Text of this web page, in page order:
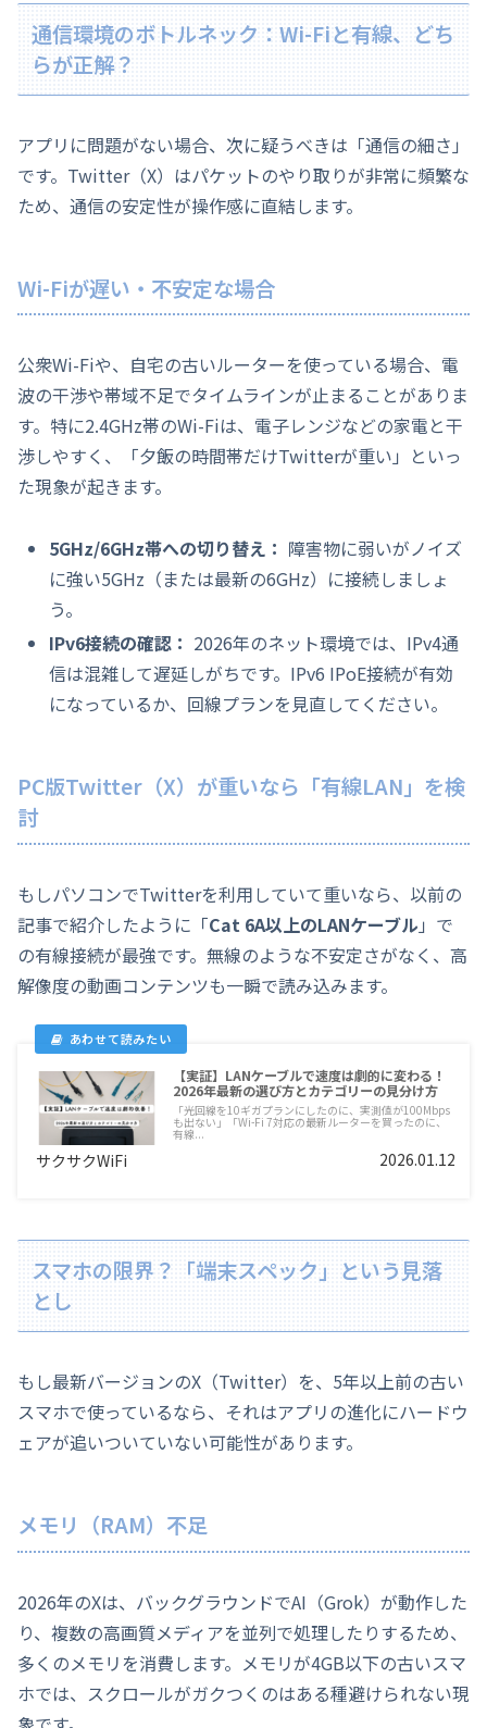
通信環境のボトルネック：Wi-Fiと有線、どち
らが正解？
アプリに問題がない場合、次に疑うべきは「通信の細さ」
です。Twitter（X）はパケットのやり取りが非常に頻繁な
ため、通信の安定性が操作感に直結します。
Wi-Fiが遅い・不安定な場合
公衆Wi-Fiや、自宅の古いルーターを使っている場合、電
波の干渉や帯域不足でタイムラインが止まることがありま
す。特に2.4GHz帯のWi-Fiは、電子レンジなどの家電と干
渉しやすく、「夕飯の時間帯だけTwitterが重い」といっ
た現象が起きます。
5GHz/6GHz帯への切り替え： 障害物に弱いがノイズ
に強い5GHz（または最新の6GHz）に接続しましょ
う。
IPv6接続の確認： 2026年のネット環境では、IPv4通
信は混雑して遅延しがちです。IPv6 IPoE接続が有効
になっているか、回線プランを見直してください。
PC版Twitter（X）が重いなら「有線LAN」を検
討
もしパソコンでTwitterを利用していて重いなら、以前の
記事で紹介したように「Cat 6A以上のLANケーブル 」で
の有線接続が最強です。無線のような不安定さがなく、高
解像度の動画コンテンツも一瞬で読み込みます。
【実証】LANケーブルで速度は劇的に変わる！
2026年最新の選び方とカテゴリーの見分け方
「光回線を10ギガプランにしたのに、実測値が100Mbps
も出ない」「Wi-Fi 7対応の最新ルーターを買ったのに、
有線...
サクサクWiFi 2026.01.12
スマホの限界？「端末スペック」という見落
とし
もし最新バージョンのX（Twitter）を、5年以上前の古い
スマホで使っているなら、それはアプリの進化にハードウ
ェアが追いついていない可能性があります。
メモリ（RAM）不足
2026年のXは、バックグラウンドでAI（Grok）が動作した
り、複数の高画質メディアを並列で処理したりするため、
多くのメモリを消費します。メモリが4GB以下の古いスマ
ホでは、スクロールがガクつくのはある種避けられない現